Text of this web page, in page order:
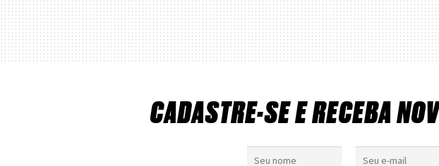
CADASTRE-SE E RECEBA